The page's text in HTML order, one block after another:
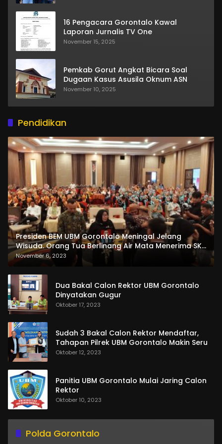
16 Pengacara Gorontalo Kawal
Laporan Jurnalis TV One
November 15, 2025
Pemkab Gorut Angkat Bicara Soal
Dugaan Kasus Asusila Oknum ASN
November 10, 2025
Pendidikan
Presiden BEM UBM Gorontalo Meningal Jelang
Wisuda. Orang Tua Berlinang Air Mata Menerima SKL
dan Pemasangan Salempang
November 6, 2023
Dua Bakal Calon Rektor UBM Gorontalo
Dinyatakan Gugur
Oktober 17, 2023
Sudah 3 Bakal Calon Rektor Mendaftar,
Tahapan Pilrek UBM Gorontalo Makin Seru
Oktober 12, 2023
Panitia UBM Gorontalo Mulai Jaring Calon
Rektor
Oktober 10, 2023
Polda Gorontalo